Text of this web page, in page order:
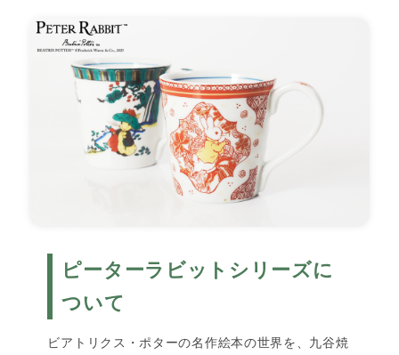
ピーターラビットシリーズに
ついて
ビアトリクス・ポターの名作絵本の世界を、九谷焼